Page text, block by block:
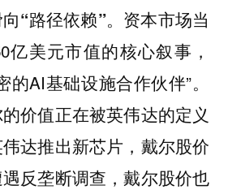
“路径依赖”。 资本市场当
亿美元市值的核心叙事，
的AI基础设施合作伙伴”。
价值正在被英伟达的定义
达推出新芯片，戴尔股价
遇反垄断调查，戴尔股价也